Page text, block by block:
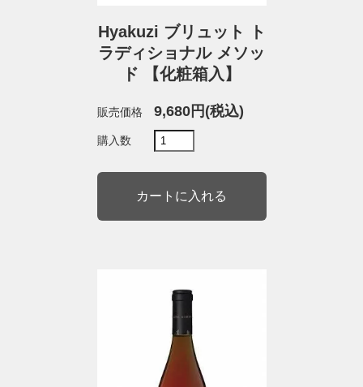
Hyakuzi ブリュット ト
ラディショナル メソッ
ド 【化粧箱入】
販売価格 9,680円(税込)
購入数